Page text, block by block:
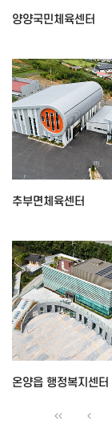
양양국민체육센터
추부면체육센터
온양읍 행정복지센터